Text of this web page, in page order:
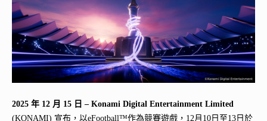
2025 年 12 月 15 日 – Konami Digital Entertainment Limited
(KONAMI) 宣布，以eFootball™作為競賽遊戲，12月10日至13日於